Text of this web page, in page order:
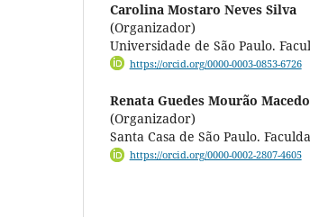
Carolina Mostaro Neves Silva
(Organizador)
Universidade de São Paulo.
https://orcid.org/0000-0003-0853-6726
Renata Guedes Mourão Macedo
(Organizador)
Santa Casa de São Paulo.
https://orcid.org/0000-0002-2807-4605